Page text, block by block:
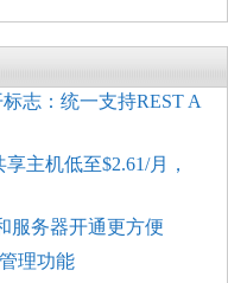
标志：统一支持REST A
主机低至$2.61/月，
服务器开通更方便
理功能